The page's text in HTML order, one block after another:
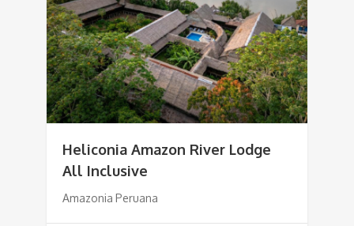
Heliconia Amazon River Lodge
All Inclusive
Amazonia Peruana